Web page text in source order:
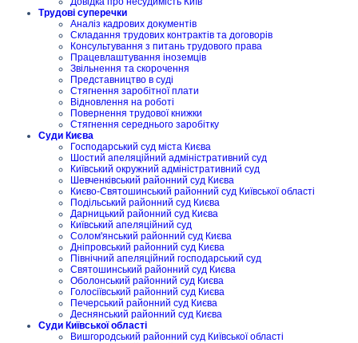
Трудові суперечки
Аналіз кадрових документів
Складання трудових контрактів та договорів
Консультування з питань трудового права
Працевлаштування іноземців
Звільнення та скорочення
Представництво в суді
Стягнення заробітної плати
Відновлення на роботі
Повернення трудової книжки
Стягнення середнього заробітку
Суди Києва
Господарський суд міста Києва
Шостий апеляційний адміністративний суд
Київський окружний адміністративний суд
Шевченківський районний суд Києва
Києво-Святошинський районний суд Київської області
Подільський районний суд Києва
Дарницький районний суд Києва
Київський апеляційний суд
Солом'янський районний суд Києва
Дніпровський районний суд Києва
Північний апеляційний господарський суд
Святошинський районний суд Києва
Оболонський районний суд Києва
Голосіївський районний суд Києва
Печерський районний суд Києва
Деснянський районний суд Києва
Суди Київської області
Вишгородський районний суд Київської області